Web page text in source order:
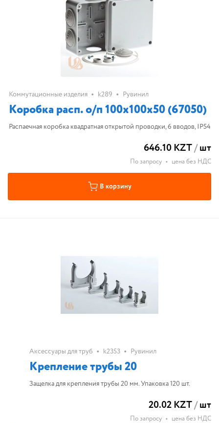
Коммутационные изделия • k289 • Рувинил
Коробка расп. о/п 100х100х50 (67050)
Распаечная коробка квадратная открытой проводки, 6 вводов, IP54
646.10 KZT/шт
По запросу • цена без НДС
В корзину
Аксессуары для труб • k2353 • Рувинил
Крепление трубы 20
Защелка для крепления трубы 20 мм. Упаковка 120 шт.
20.02 KZT/шт
По запросу • цена без НДС